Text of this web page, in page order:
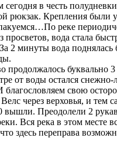
в честь
рюкзак. Крепления были
реке
просветов, вода стала
2 минуты вода
продолжалось буквально 3
от воды остался
благословляем свою
Велс через верховья, и
Преодолели 2
Вся река в этом месте
здесь переправа